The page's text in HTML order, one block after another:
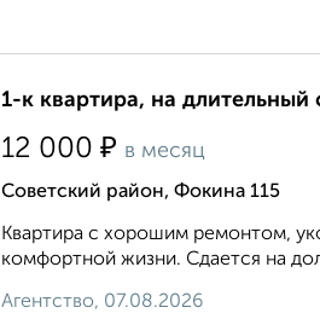
1-к квартира, на
12 000 ₽ в месяц
Советский район, Фокина 115
Квартира с хорошим ремонтом,
комфортной жизни. Сдается на
Агентство, 07.08.2026